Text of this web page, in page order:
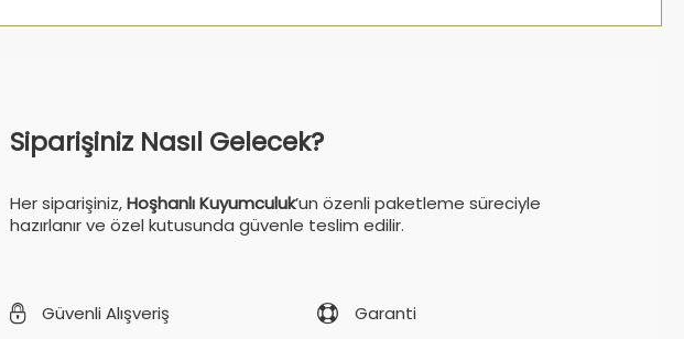
Siparişiniz Nasıl Gelecek?
Her siparişiniz,Hoşhanlı Kuyumculuk’un özenli paketleme süreciyle
hazırlanır ve özel kutusunda güvenle teslim edilir.
Güvenli Alışveriş
Garanti